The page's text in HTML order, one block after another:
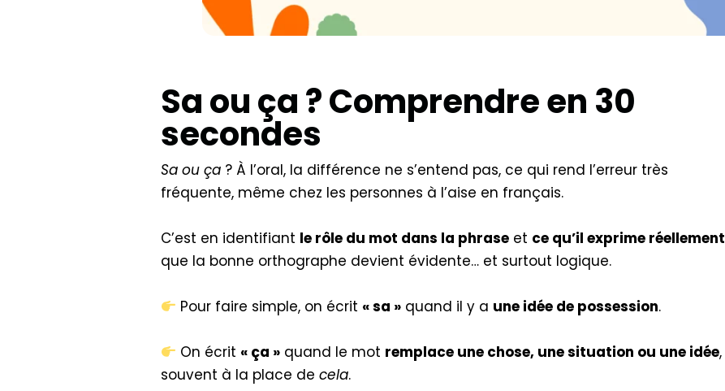
Sa ou ça ? Comprendre en 30
secondes
Sa ou ça ? À l’oral, la différence ne s’entend pas, ce qui rend l’erreur très
fréquente, même chez les personnes à l’aise en français.
C’est en identifiant le rôle du mot dans la phrase et ce qu’il exprime réellement
que la bonne orthographe devient évidente… et surtout logique.
Pour faire simple, on écrit « sa » quand il y a une idée de possession.
On écrit « ça » quand le mot remplace une chose, une situation ou une idée,
souvent à la place decela.